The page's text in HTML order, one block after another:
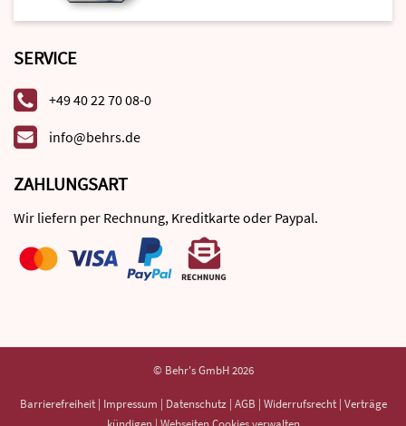
SERVICE
+49 40 22 70 08-0
info@behrs.de
ZAHLUNGSART
Wir liefern per Rechnung, Kreditkarte oder Paypal.
© Behr's GmbH 2026
Barrierefreiheit | Impressum | Datenschutz | AGB | Widerrufsrecht | Verträge